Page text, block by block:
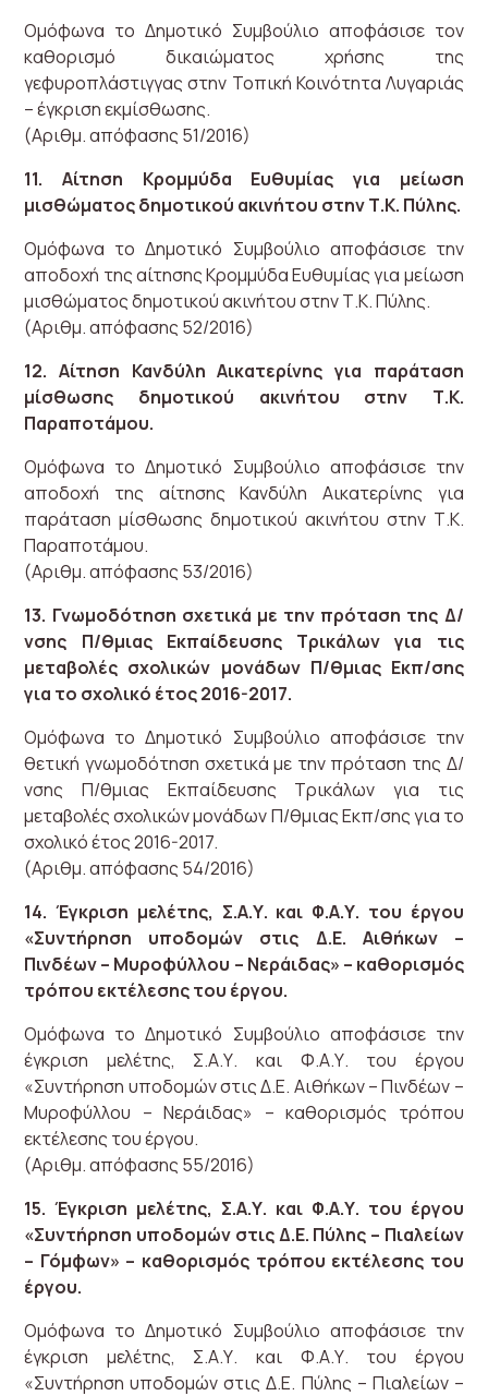
Ομόφωνα το Δημοτικό Συμβούλιο αποφάσισε τον
καθορισμό δικαιώματος χρήσης της
γεφυροπλάστιγγας στην Τοπική Κοινότητα Λυγαριάς
– έγκριση εκμίσθωσης.
(Αριθμ. απόφασης 51/2016)
11. Αίτηση Κρομμύδα Ευθυμίας για μείωση
μισθώματος δημοτικού ακινήτου στην Τ.Κ. Πύλης.
Ομόφωνα το Δημοτικό Συμβούλιο αποφάσισε την
αποδοχή της αίτησης Κρομμύδα Ευθυμίας για μείωση
μισθώματος δημοτικού ακινήτου στην Τ.Κ. Πύλης.
(Αριθμ. απόφασης 52/2016)
12. Αίτηση Κανδύλη Αικατερίνης για παράταση
μίσθωσης δημοτικού ακινήτου στην Τ.Κ.
Παραποτάμου.
Ομόφωνα το Δημοτικό Συμβούλιο αποφάσισε την
αποδοχή της αίτησης Κανδύλη Αικατερίνης για
παράταση μίσθωσης δημοτικού ακινήτου στην Τ.Κ.
Παραποτάμου.
(Αριθμ. απόφασης 53/2016)
13. Γνωμοδότηση σχετικά με την πρόταση της Δ/
νσης Π/θμιας Εκπαίδευσης Τρικάλων για τις
μεταβολές σχολικών μονάδων Π/θμιας Εκπ/σης
για το σχολικό έτος 2016-2017.
Ομόφωνα το Δημοτικό Συμβούλιο αποφάσισε την
θετική γνωμοδότηση σχετικά με την πρόταση της Δ/
νσης Π/θμιας Εκπαίδευσης Τρικάλων για τις
μεταβολές σχολικών μονάδων Π/θμιας Εκπ/σης για το
σχολικό έτος 2016-2017.
(Αριθμ. απόφασης 54/2016)
14. Έγκριση μελέτης, Σ.Α.Υ. και Φ.Α.Υ. του έργου
«Συντήρηση υποδομών στις Δ.Ε. Αιθήκων –
Πινδέων – Μυροφύλλου – Νεράιδας» – καθορισμός
τρόπου εκτέλεσης του έργου.
Ομόφωνα το Δημοτικό Συμβούλιο αποφάσισε την
έγκριση μελέτης, Σ.Α.Υ. και Φ.Α.Υ. του έργου
«Συντήρηση υποδομών στις Δ.Ε. Αιθήκων – Πινδέων –
Μυροφύλλου – Νεράιδας» – καθορισμός τρόπου
εκτέλεσης του έργου.
(Αριθμ. απόφασης 55/2016)
15. Έγκριση μελέτης, Σ.Α.Υ. και Φ.Α.Υ. του έργου
«Συντήρηση υποδομών στις Δ.Ε. Πύλης – Πιαλείων
– Γόμφων» – καθορισμός τρόπου εκτέλεσης του
έργου.
Ομόφωνα το Δημοτικό Συμβούλιο αποφάσισε την
έγκριση μελέτης, Σ.Α.Υ. και Φ.Α.Υ. του έργου
«Συντήρηση υποδομών στις Δ.Ε. Πύλης – Πιαλείων –